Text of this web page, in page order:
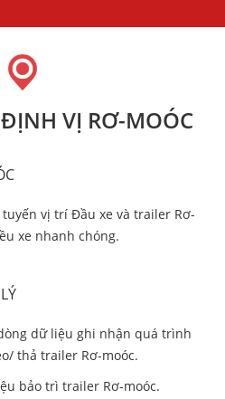
VỊ RƠ-MOÓC
vị trí Đầu xe và trailer Rơ-
xe nhanh chóng.
dữ liệu ghi nhận quá trình
thả trailer Rơ-moóc.
bảo trì trailer Rơ-moóc.